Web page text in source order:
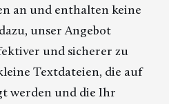
an und enthalten keine
unser Angebot
und sicherer zu
Textdateien, die auf
werden und die Ihr